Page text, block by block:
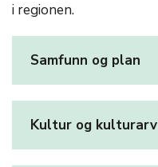
i regionen.
Samfunn og plan
Kultur og kulturarv